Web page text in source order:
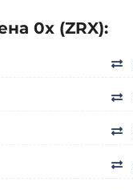
0x (ZRX):